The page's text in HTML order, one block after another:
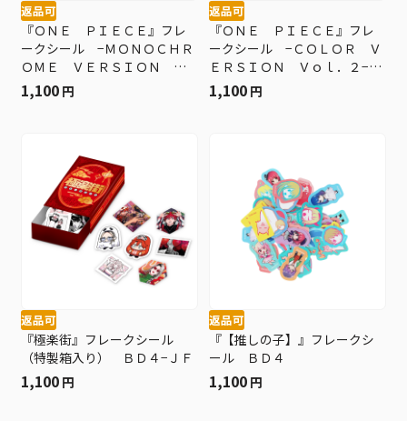
返品可
『ＯＮＥ ＰＩＥＣＥ』フレ
ークシール −ＭＯＮＯＣＨＲ
ＯＭＥ ＶＥＲＳＩＯＮ Ｖ
ｏｌ．３− ＢＥ３−ＯＰＤ
1,100 円
返品可
『ＯＮＥ ＰＩＥＣＥ』フレ
ークシール −ＣＯＬＯＲ Ｖ
ＥＲＳＩＯＮ Ｖｏｌ．２−
ＢＥ３−ＯＰＤ
1,100 円
返品可
『極楽街』フレークシール
（特製箱入り） ＢＤ４−ＪＦ
1,100 円
返品可
『【推しの子】』フレークシ
ール ＢＤ４
1,100 円